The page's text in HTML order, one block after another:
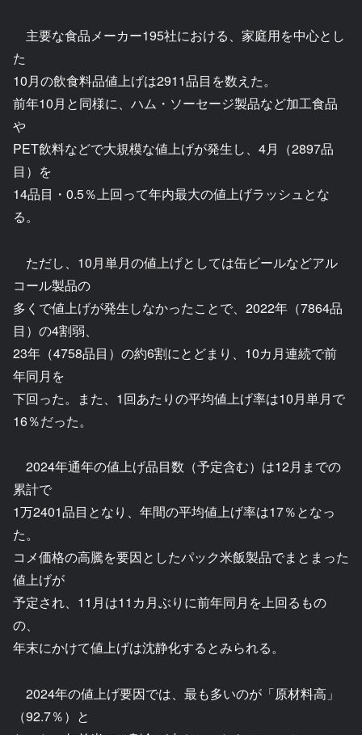
主要な食品メーカー195社における、家庭用を中心とし
た
10月の飲食料品値上げは2911品目を数えた。
前年10月と同様に、ハム・ソーセージ製品など加工食品
や
PET飲料などで大規模な値上げが発生し、4月（2897品
目）を
14品目・0.5％上回って年内最大の値上げラッシュとな
る。
ただし、10月単月の値上げとしては缶ビールなどアル
コール製品の
多くで値上げが発生しなかったことで、2022年（7864品
目）の4割弱、
23年（4758品目）の約6割にとどまり、10カ月連続で前
年同月を
下回った。また、1回あたりの平均値上げ率は10月単月で
16％だった。
2024年通年の値上げ品目数（予定含む）は12月までの
累計で
1万2401品目となり、年間の平均値上げ率は17％となっ
た。
コメ価格の高騰を要因としたパック米飯製品でまとまった
値上げが
予定され、11月は11カ月ぶりに前年同月を上回るもの
の、
年末にかけて値上げは沈静化するとみられる。
2024年の値上げ要因では、最も多いのが「原材料高」
（92.7％）と